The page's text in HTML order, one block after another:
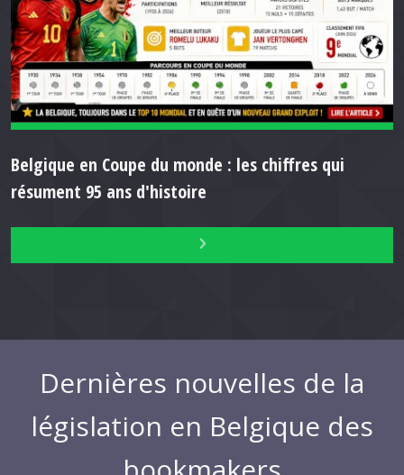
Belgique en Coupe du monde : les chiffres qui
résument 95 ans d'histoire
Dernières nouvelles de la
législation en Belgique des